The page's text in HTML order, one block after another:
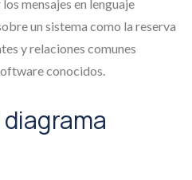
mensajes en lenguaje
un sistema como la reserva
y relaciones comunes
conocidos.